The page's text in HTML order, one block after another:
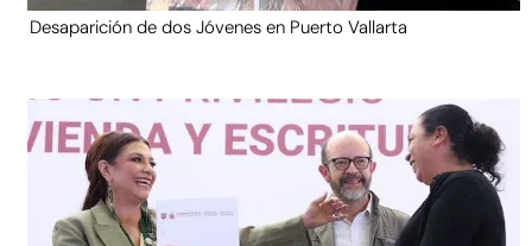
Desaparición de dos Jóvenes en Puerto Vallarta